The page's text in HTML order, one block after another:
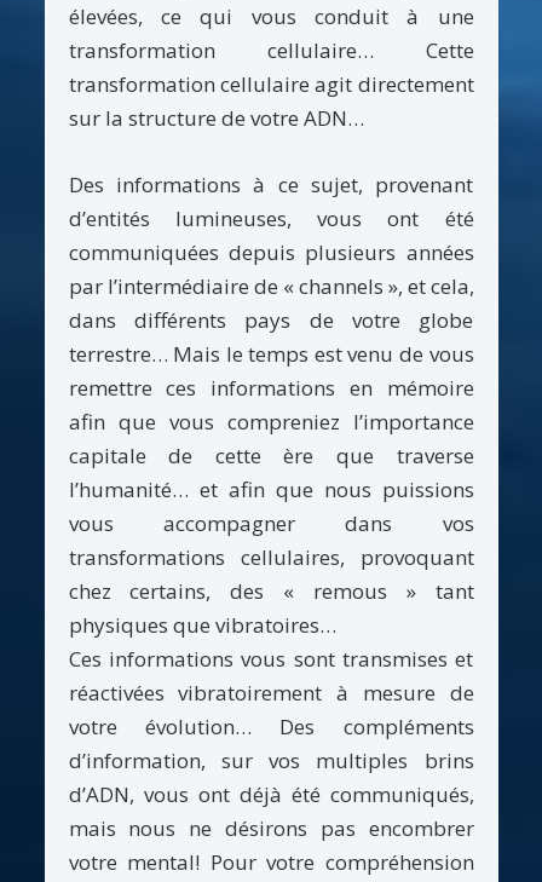
élevées, ce qui vous conduit à une
transformation cellulaire… Cette
transformation cellulaire agit directement
sur la structure de votre ADN…
Des informations à ce sujet, provenant
d’entités lumineuses, vous ont été
communiquées depuis plusieurs années
par l’intermédiaire de « channels », et cela,
dans différents pays de votre globe
terrestre… Mais le temps est venu de vous
remettre ces informations en mémoire
afin que vous compreniez l’importance
capitale de cette ère que traverse
l’humanité… et afin que nous puissions
vous accompagner dans vos
transformations cellulaires, provoquant
chez certains, des « remous » tant
physiques que vibratoires…
Ces informations vous sont transmises et
réactivées vibratoirement à mesure de
votre évolution… Des compléments
d’information, sur vos multiples brins
d’ADN, vous ont déjà été communiqués,
mais nous ne désirons pas encombrer
votre mental! Pour votre compréhension